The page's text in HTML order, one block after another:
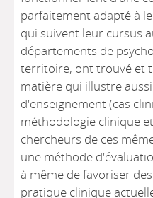
parfaitement adapté à
qui suivent leur cursus
départements de
territoire, ont trouvé et
matière qui illustre
d'enseignement (cas
méthodologie clinique
chercheurs de ces
une méthode
à même de favoriser
pratique clinique